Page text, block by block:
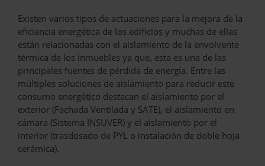
Existen varios tipos de actuaciones para la mejora de la
eficiencia energética de los edificios y muchas de ellas
están relacionadas con el aislamiento de la envolvente
térmica de los inmuebles ya que, esta es una de las
principales fuentes de pérdida de energía. Entre las
múltiples soluciones de aislamiento para reducir este
consumo energético destacan el aislamiento por el
exterior (Fachada Ventilada y SATE), el aislamiento en
cámara (Sistema INSUVER) y el aislamiento por el
interior (trasdosado de PYL o instalación de doble hoja
cerámica).